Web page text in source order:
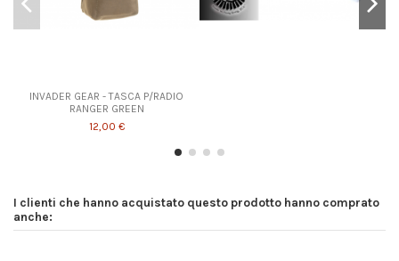
INVADER GEAR - TASCA P/RADIO
RANGER GREEN
12,00 €
I clienti che hanno acquistato questo prodotto hanno comprato
anche: